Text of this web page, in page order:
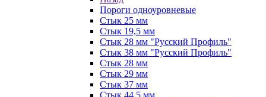
Пороги одноуровневые
Стык 25 мм
Стык 19,5 мм
Стык 28 мм "Русский Профиль"
Стык 38 мм "Русский Профиль"
Стык 28 мм
Стык 29 мм
Стык 37 мм
Стык 44,5 мм